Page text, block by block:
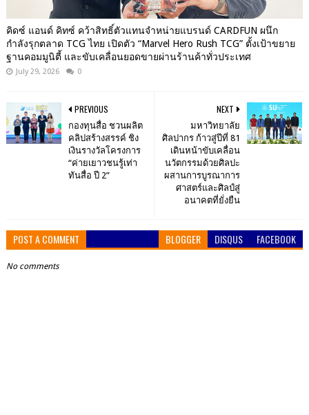
คิดซ์ แอนด์ คิทซ์ คว้าสิทธิ์ตัวแทนจำหน่ายแบรนด์ CARDFUN ผนึก
กำลังรุกตลาด TCG ไทย เปิดตัว “Marvel Hero Rush TCG” ตั้งเป้าขยาย
ฐานคอมมูนิตี้ และขับเคลื่อนยอดขายผ่านร้านค้าทั่วประเทศ
July 29, 2026 0
NEXT
มหาวิทยาลัย
ศิลปากร ก้าวสู่ปีที่ 81
เดินหน้าขับเคลื่อน
นวัตกรรมด้วยศิลปะ
ผสานการบูรณาการ
ศาสตร์และศิลป์สู่
อนาคตที่ยั่งยืน
PREVIOUS
กองทุนสื่อ ชวนผลิต
คลิปสร้างสรรค์ ชิง
เงินรางวัลโครงการ
“ค่ายเยาวชนรู้เท่า
ทันสื่อ ปี 2”
POST A COMMENT BLOGGER DISQUS FACEBOOK
No comments